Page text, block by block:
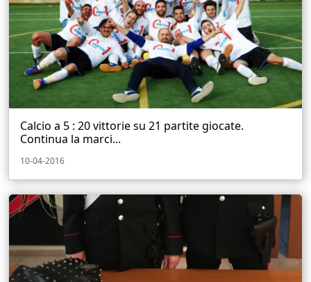
Calcio a 5 : 20 vittorie su 21 partite giocate.
Continua la marci...
10-04-2016